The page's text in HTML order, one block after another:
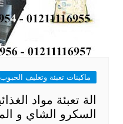
ماكينات تعبئة وتغليف
الة تعبئة مواد
السكرو الشاي و